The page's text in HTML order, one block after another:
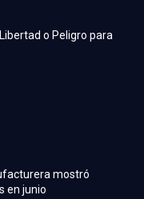
o Peligro para
mostró
en junio